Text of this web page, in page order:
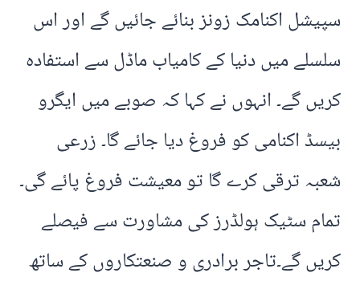
سپیشل اکنامک زونز بنائے جائیں گے اور اس
سلسلے میں دنیا کے کامیاب ماڈل سے استفادہ
کریں گے۔ انہوں نے کہا کہ صوبے میں ایگرو
بیسڈ اکنامی کو فروغ دیا جائے گا۔ زرعی
شعبہ ترقی کرے گا تو معیشت فروغ پائے گی۔
تمام سٹیک ہولڈرز کی مشاورت سے فیصلے
کریں گے۔تاجر برادری و صنعتکاروں کے ساتھ